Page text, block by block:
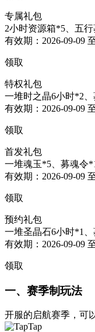
专属礼包
2小时资源箱*5、五
有效期：2026-09-09
领取
特权礼包
一堆时之晶6小时*2
有效期：2026-09-09
领取
首发礼包
一堆魂玉*5、募魂令
有效期：2026-09-09
领取
预约礼包
一堆圣晶石6小时*1
有效期：2026-09-09
领取
一、赛季制玩法
开服的启航赛季，可